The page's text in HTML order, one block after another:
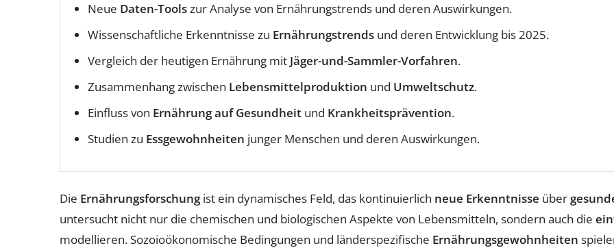
Neue Daten-Toolszur Analyse von Ernährungstrends und deren Auswirkungen.
Wissenschaftliche Erkenntnisse zu Ernährungstrends und deren Entwicklung bis 2025.
Vergleich der heutigen Ernährung mit Jäger-und-Sammler-Vorfahren.
Zusammenhang zwischen Lebensmittelproduktion und Umweltschutz.
Einfluss von Ernährung auf Gesundheit und Krankheitsprävention.
Studien zu Essgewohnheiten junger Menschen und deren Auswirkungen.
Die Ernährungsforschungist ein dynamisches Feld, das kontinuierlich neue Erkenntnisse über
untersucht nicht nur die chemischen und biologischen Aspekte von Lebensmitteln, sondern auch die
modellieren. Sozoioökonomische Bedingungen und länderspezifische Ernährungsgewohnheiten